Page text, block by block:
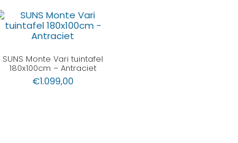
SUNS Monte Vari tuintafel
180x100cm – Antraciet
€1.099,00